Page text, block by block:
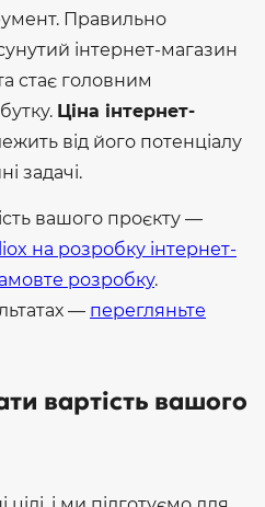
Правильно
інтернет-магазин
стає головним
Ціна інтернет-
від його потенціалу
задачі.
вашого проєкту —
на розробку інтернет-
розробку.
— перегляньте
вартість вашого